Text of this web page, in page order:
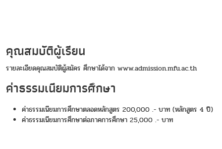
คุณสมบัติผู้เรียน
รายละเอียดคุณสมบัติผู้สมัคร ศึกษาได้จาก www.admission.mfu.ac.th
ค่าธรรมเนียมการศึกษา
ค่าธรรมเนียมการศึกษาตลอดหลักสูตร 200,000 .- บาท (หลักสูตร 4 ปี)
ค่าธรรมเนียมการศึกษาต่อภาคการศึกษา 25,000 .- บาท